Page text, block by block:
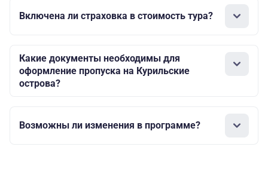
Включена ли страховка в стоимость тура?
Какие документы необходимы для
оформление пропуска на Курильские
острова?
Возможны ли изменения в программе?